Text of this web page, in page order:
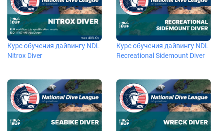
Курс обучения дайвингу NDL
Nitrox Diver
Курс обучения дайвингу NDL
Recreational Sidemount Diver